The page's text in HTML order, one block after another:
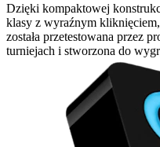
Dzięki kompaktowej
klasy z wyraźnym
została przetestowana przez
turniejach i stworzona do